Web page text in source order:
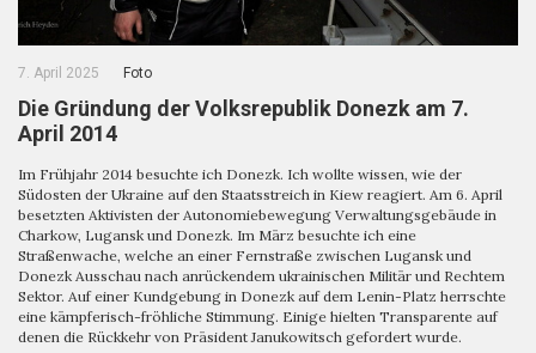
7. April 2025 Foto
Die Gründung der Volksrepublik Donezk am 7.
April 2014
Im Frühjahr 2014 besuchte ich Donezk. Ich wollte wissen, wie der
Südosten der Ukraine auf den Staatsstreich in Kiew reagiert. Am 6. April
besetzten Aktivisten der Autonomiebewegung Verwaltungsgebäude in
Charkow, Lugansk und Donezk. Im März besuchte ich eine
Straßenwache, welche an einer Fernstraße zwischen Lugansk und
Donezk Ausschau nach anrückendem ukrainischen Militär und Rechtem
Sektor. Auf einer Kundgebung in Donezk auf dem Lenin-Platz herrschte
eine kämpferisch-fröhliche Stimmung. Einige hielten Transparente auf
denen die Rückkehr von Präsident Janukowitsch gefordert wurde.